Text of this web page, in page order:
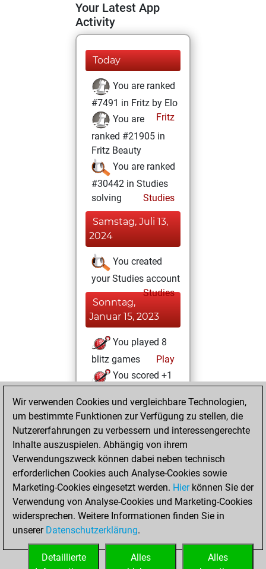
Your Latest App
Activity
Today
You are ranked
#7491 in Fritz by Elo
Fritz
You are
ranked #21905 in
Fritz Beauty
You are ranked
#30442 in Studies
solving
Studies
Samstag, Juli 13,
2024
You created
your Studies account
Studies
Sonntag,
Januar 15, 2023
You played 8
blitz games
Play
You scored +1
Sonntag, März 28,
2021
You achieved a
BeautyScore of 1
Fritz
You
achieved a new Elo
of 1608
You created
your Fritz account
Wir verwenden Cookies und vergleichbare Technologien,
um bestimmte Funktionen zur Verfügung zu stellen, die
Nutzererfahrungen zu verbessern und interessengerechte
Inhalte auszuspielen. Abhängig von ihrem
Verwendungszweck können dabei neben technisch
erforderlichen Cookies auch Analyse-Cookies sowie
Marketing-Cookies eingesetzt werden. Hierkönnen Sie der
Verwendung von Analyse-Cookies und Marketing-Cookies
widersprechen. Weitere Informationen finden Sie in
unserer Datenschutzerklärung.
Alles
Alles
Detaillierte